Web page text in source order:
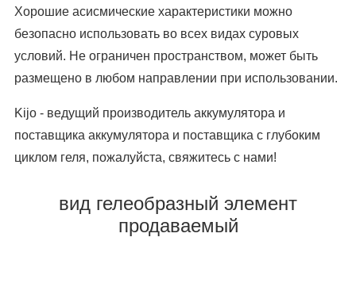
Хорошие асисмические характеристики можно
безопасно использовать во всех видах суровых
условий. Не ограничен пространством, может быть
размещено в любом направлении при использовании.
Kijo - ведущий производитель аккумулятора и
поставщика аккумулятора и поставщика с глубоким
циклом геля, пожалуйста, свяжитесь с нами!
вид гелеобразный элемент
продаваемый